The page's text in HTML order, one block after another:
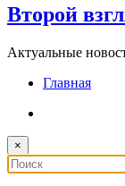
Второй
Актуальные
Главная
×